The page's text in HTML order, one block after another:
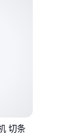
切条